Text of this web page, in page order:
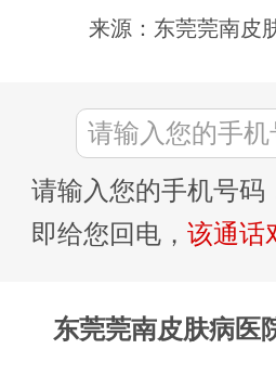
来源：东莞莞南皮
请输入您的手机号码
即给您回电， 该通话
东莞莞南皮肤病医